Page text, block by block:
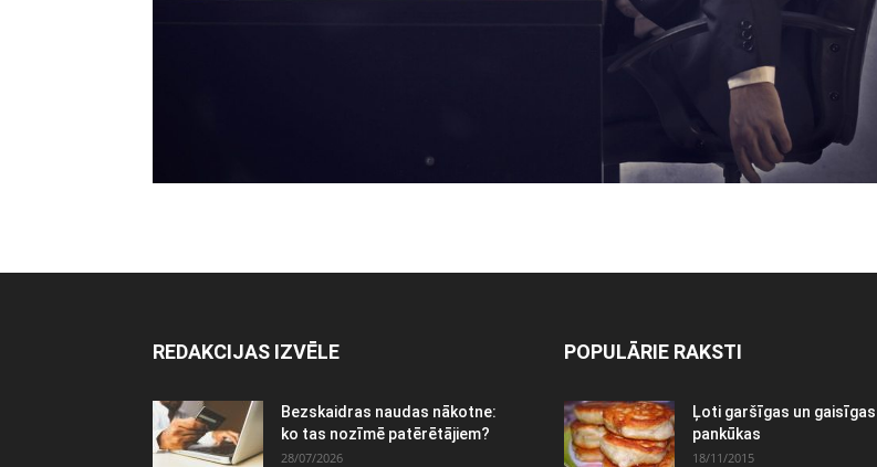
REDAKCIJAS IZVĒLE
Bezskaidras naudas nākotne:
ko tas nozīmē patērētājiem?
28/07/2026
POPULĀRIE RAKSTI
Ļoti garšīgas un gaisīgas
pankūkas
18/11/2015